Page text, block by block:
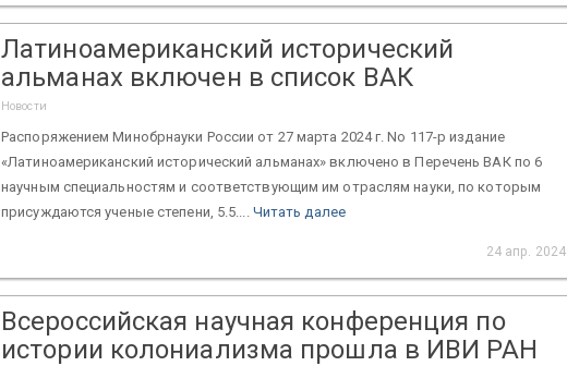
Латиноамериканский исторический
альманах включен в список ВАК
Новости
Распоряжением Минобрнауки России от 27 марта 2024 г. No 117-р издание
«Латиноамериканский исторический альманах» включено в Перечень ВАК по 6
научным специальностям и соответствующим им отраслям науки, по которым
присуждаются ученые степени, 5.5.... Читать далее
24 апр. 2024
Всероссийская научная конференция по
истории колониализма прошла в ИВИ РАН